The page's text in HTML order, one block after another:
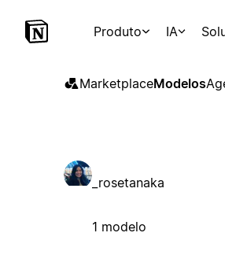
Produto IA
MarketplaceModelos
_rosetanaka
1 modelo